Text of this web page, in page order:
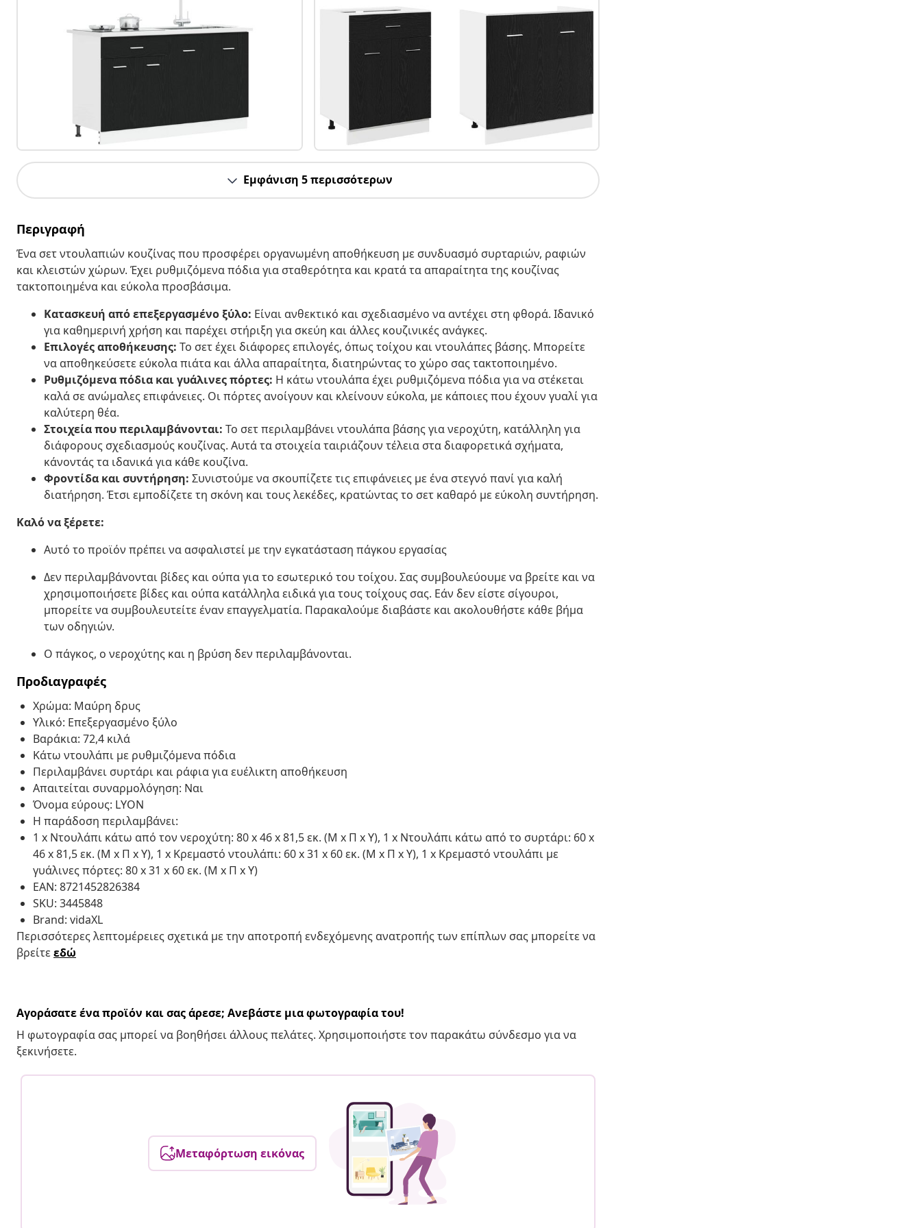
Εμφάνιση 5 περισσότερων
Περιγραφή
Ένα σετ ντουλαπιών κουζίνας που προσφέρει οργανωμένη αποθήκευση με συνδυασμό συρταριών, ραφιών
και κλειστών χώρων. Έχει ρυθμιζόμενα πόδια για σταθερότητα και κρατά τα απαραίτητα της κουζίνας
τακτοποιημένα και εύκολα προσβάσιμα.
Κατασκευή από επεξεργασμένο ξύλο: Είναι ανθεκτικό και σχεδιασμένο να αντέχει στη φθορά. Ιδανικό
για καθημερινή χρήση και παρέχει στήριξη για σκεύη και άλλες κουζινικές ανάγκες.
Επιλογές αποθήκευσης: Το σετ έχει διάφορες επιλογές, όπως τοίχου και ντουλάπες βάσης. Μπορείτε
να αποθηκεύσετε εύκολα πιάτα και άλλα απαραίτητα, διατηρώντας το χώρο σας τακτοποιημένο.
Ρυθμιζόμενα πόδια και γυάλινες πόρτες: Η κάτω ντουλάπα έχει ρυθμιζόμενα πόδια για να στέκεται
καλά σε ανώμαλες επιφάνειες. Οι πόρτες ανοίγουν και κλείνουν εύκολα, με κάποιες που έχουν γυαλί για
καλύτερη θέα.
Στοιχεία που περιλαμβάνονται: Το σετ περιλαμβάνει ντουλάπα βάσης για νεροχύτη, κατάλληλη για
διάφορους σχεδιασμούς κουζίνας. Αυτά τα στοιχεία ταιριάζουν τέλεια στα διαφορετικά σχήματα,
κάνοντάς τα ιδανικά για κάθε κουζίνα.
Φροντίδα και συντήρηση: Συνιστούμε να σκουπίζετε τις επιφάνειες με ένα στεγνό πανί για καλή
διατήρηση. Έτσι εμποδίζετε τη σκόνη και τους λεκέδες, κρατώντας το σετ καθαρό με εύκολη συντήρηση.
Καλό να ξέρετε:
Αυτό το προϊόν πρέπει να ασφαλιστεί με την εγκατάσταση πάγκου εργασίας
Δεν περιλαμβάνονται βίδες και ούπα για το εσωτερικό του τοίχου. Σας συμβουλεύουμε να βρείτε και να
χρησιμοποιήσετε βίδες και ούπα κατάλληλα ειδικά για τους τοίχους σας. Εάν δεν είστε σίγουροι,
μπορείτε να συμβουλευτείτε έναν επαγγελματία. Παρακαλούμε διαβάστε και ακολουθήστε κάθε βήμα
των οδηγιών.
Ο πάγκος, ο νεροχύτης και η βρύση δεν περιλαμβάνονται.
Προδιαγραφές
Χρώμα: Μαύρη δρυς
Υλικό: Επεξεργασμένο ξύλο
Βαράκια: 72,4 κιλά
Κάτω ντουλάπι με ρυθμιζόμενα πόδια
Περιλαμβάνει συρτάρι και ράφια για ευέλικτη αποθήκευση
Απαιτείται συναρμολόγηση: Ναι
Όνομα εύρους: LYON
Η παράδοση περιλαμβάνει:
1 x Ντουλάπι κάτω από τον νεροχύτη: 80 x 46 x 81,5 εκ. (Μ x Π x Υ), 1 x Ντουλάπι κάτω από το συρτάρι: 60 x
46 x 81,5 εκ. (Μ x Π x Υ), 1 x Κρεμαστό ντουλάπι: 60 x 31 x 60 εκ. (Μ x Π x Υ), 1 x Κρεμαστό ντουλάπι με
γυάλινες πόρτες: 80 x 31 x 60 εκ. (Μ x Π x Υ)
EAN: 8721452826384
SKU: 3445848
Brand: vidaXL
Περισσότερες λεπτομέρειες σχετικά με την αποτροπή ενδεχόμενης ανατροπής των επίπλων σας μπορείτε να
βρείτεεδώ
Αγοράσατε ένα προϊόν και σας άρεσε; Ανεβάστε μια φωτογραφία του!
Η φωτογραφία σας μπορεί να βοηθήσει άλλους πελάτες. Χρησιμοποιήστε τον παρακάτω σύνδεσμο για να
ξεκινήσετε.
Μεταφόρτωση εικόνας